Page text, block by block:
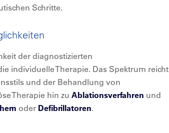
Schritte.
der diagnostizierten
individuelle Therapie. Das Spektrum reicht
und der Behandlung von
Therapie hin zuAblationsverfahren und
oder Defibrillatoren.